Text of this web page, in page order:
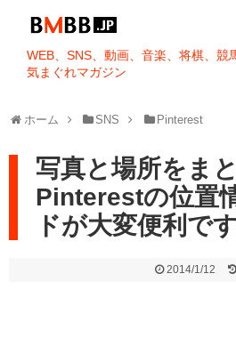
WEB、SNS、動画、音楽、将棋、競
気まぐれマガジン
ホーム SNS Pinterest
写真と場所をま
Pinterestの位置
ドが大変便利で
2014/1/12